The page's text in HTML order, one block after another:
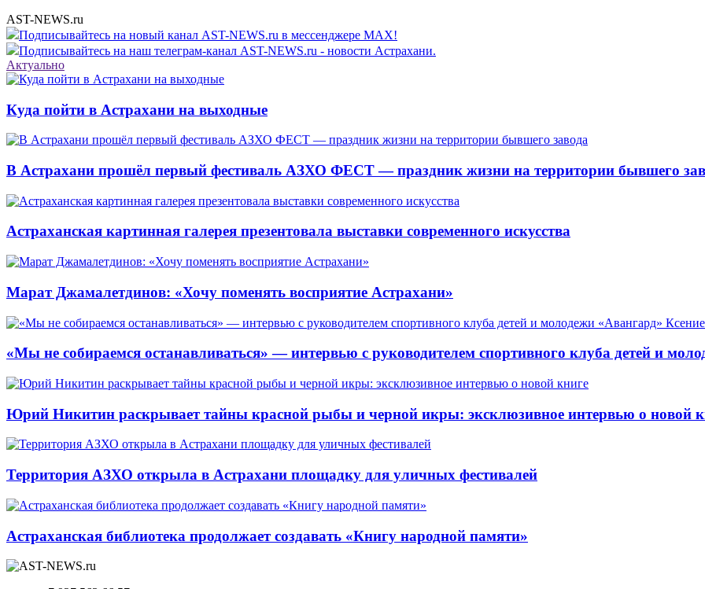
AST-NEWS.ru
Подписывайтесь на новый канал AST-NEWS.ru в мессенджере MAX!
Подписывайтесь на наш телеграм-канал AST-NEWS.ru - новости Астрахани.
Актуально
Куда пойти в Астрахани на выходные
В Астрахани прошёл первый фестиваль АЗХО ФЕСТ — праздник жизни на территории бывшего
Астраханская картинная галерея презентовала выставки современного искусства
Марат Джамалетдинов: «Хочу поменять восприятие Астрахани»
«Мы не собираемся останавливаться» — интервью с руководителем спортивного клуба детей и
Юрий Никитин раскрывает тайны красной рыбы и черной икры: эксклюзивное интервью о новой
Территория АЗХО открыла в Астрахани площадку для уличных фестивалей
Астраханская библиотека продолжает создавать «Книгу народной памяти»